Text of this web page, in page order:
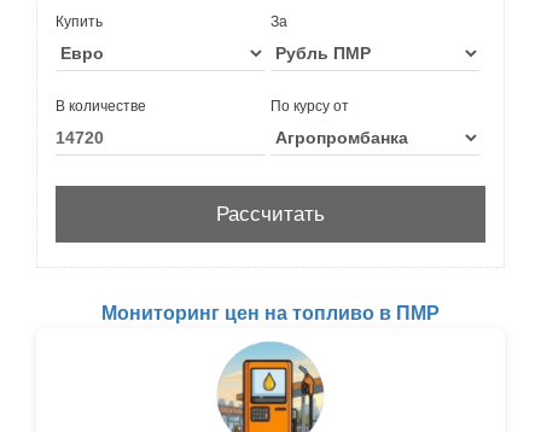
Купить За
В количестве По курсу от
Мониторинг цен на топливо в ПМР